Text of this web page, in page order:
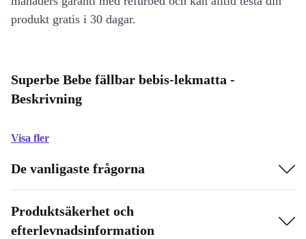
produkt gratis i 30 dagar.
Superbe Bebe fällbar bebis-lekmatta -
Beskrivning
Visa fler
De vanligaste frågorna
Produktsäkerhet och
efterlevnadsinformation